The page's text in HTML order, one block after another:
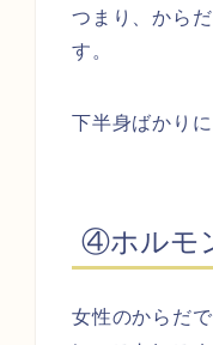
つまり、から
す。
下半身ばかり
④ホルモ
女性のからだ